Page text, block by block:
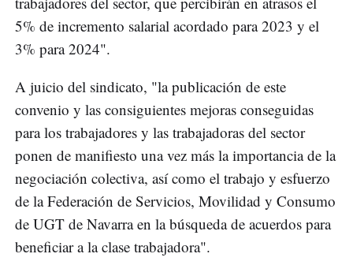
5% de incremento salarial acordado para 2023 y el
3% para 2024".
A juicio del sindicato, "la publicación de este
convenio y las consiguientes mejoras conseguidas
para los trabajadores y las trabajadoras del sector
ponen de manifiesto una vez más la importancia de la
negociación colectiva, así como el trabajo y esfuerzo
de la Federación de Servicios, Movilidad y Consumo
de UGT de Navarra en la búsqueda de acuerdos para
beneficiar a la clase trabajadora".